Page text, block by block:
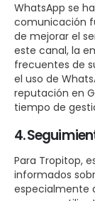
WhatsApp se
comunicación
de mejorar el
este canal, la
frecuentes de
el uso de
reputación en
tiempo de
4.
Para Tropitop,
informados
especialmente